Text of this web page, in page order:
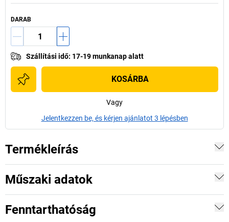
DARAB
Szállítási idő: 17-19 munkanap alatt
KOSÁRBA
Vagy
Jelentkezzen be, és kérjen ajánlatot 3 lépésben
Termékleírás
Műszaki adatok
Fenntarthatóság